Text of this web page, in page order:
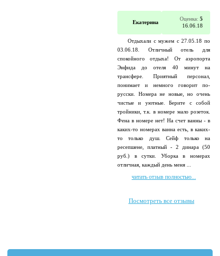
Екатерина
Оценка: 5
16.06.18
Отдыхали с мужем с 27.05.18 по
03.06.18. Отличный отель для
спокойного отдыха! От аэропорта
Энфида до отеля 40 минут на
трансфере. Приятный персонал,
понимает и немного говорит по-
русски. Номера не новые, но очень
чистые и уютные. Берите с собой
тройники, т.к. в номере мало розеток.
Фена в номере нет! На счет ванны - в
каких-то номерах ванна есть, в каких-
то только душ. Сейф только на
ресепшене, платный - 2 динара (50
руб.) в сутки. Уборка в номерах
отличная, каждый день меня ...
читать отзыв полностью...
Посмотреть все отзывы